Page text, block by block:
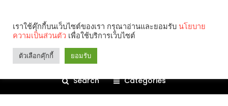
Search Categories
เราใช้คุ๊กกี้บนเว็บไซต์ของเรา กรุณาอ่านและยอมรับ นโยบาย
ความเป็นส่วนตัว เพื่อใช้บริการเว็บไซต์
ตัวเลือกคุ๊กกี้ ยอมรับ